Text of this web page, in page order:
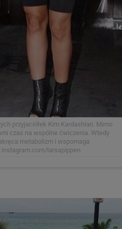
przyjaciółek Kim Kardashian. Mimo
czas na wspólne ćwiczenia. Wtedy
metabolizm i wspomaga
larsapippen